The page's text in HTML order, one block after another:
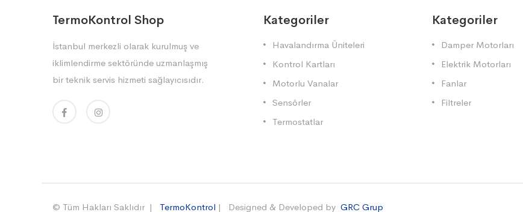
TermoKontrol Shop
İstanbul merkezli olarak kurulmuş ve
iklimlendirme sektöründe uzmanlaşmış
bir teknik servis hizmeti sağlayıcısıdır.
Kategoriler
Havalandırma Üniteleri
Kontrol Kartları
Motorlu Vanalar
Sensörler
Termostatlar
Kategoriler
Damper Motorları
Elektrik Motorları
Fanlar
Filtreler
© Tüm Hakları Saklıdır | TermoKontrol | Designed & Developed by GRC Grup